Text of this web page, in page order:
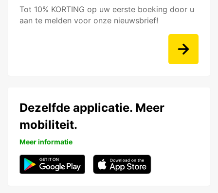
Tot 10% KORTING op uw eerste boeking door u
aan te melden voor onze nieuwsbrief!
Dezelfde applicatie. Meer
mobiliteit.
Meer informatie